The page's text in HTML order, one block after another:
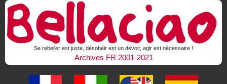
Se rebeller est juste, désobéir est un devoir, agir est nécessaire !
Archives FR 2001-2021